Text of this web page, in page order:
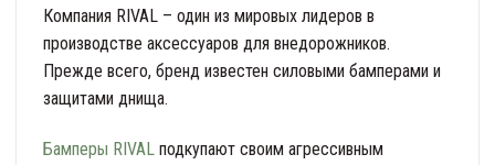
Компания RIVAL – один из мировых лидеров в
производстве аксессуаров для внедорожников.
Прежде всего, бренд известен силовыми бамперами и
защитами днища.
Бамперы RIVAL подкупают своим агрессивным